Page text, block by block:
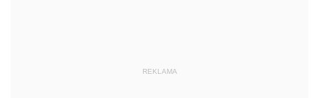
REKLAMA